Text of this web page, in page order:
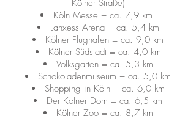
Kölner Straße)​
Köln Messe = ca. 7,9 km
Lanxess Arena = ca. 5,4 km
Kölner Flughafen = ca. 9,0 km​
Kölner Südstadt = ca. 4,0 km
Volksgarten = ca. 5,3 km
Schokoladenmuseum = ca. 5,0 km
Shopping in Köln = ca. 6,0 km
Der Kölner Dom = ca. 6,5 km
Kölner Zoo = ca. 8,7 km